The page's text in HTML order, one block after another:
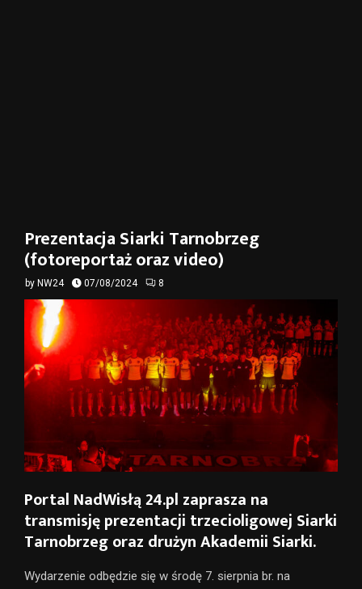
Prezentacja Siarki Tarnobrzeg
(fotoreportaż oraz video)
by NW24 07/08/2024 8
Portal NadWisłą 24.pl zaprasza na
transmisję prezentacji trzecioligowej Siarki
Tarnobrzeg oraz drużyn Akademii Siarki.
Wydarzenie odbędzie się w środę 7. sierpnia br. na